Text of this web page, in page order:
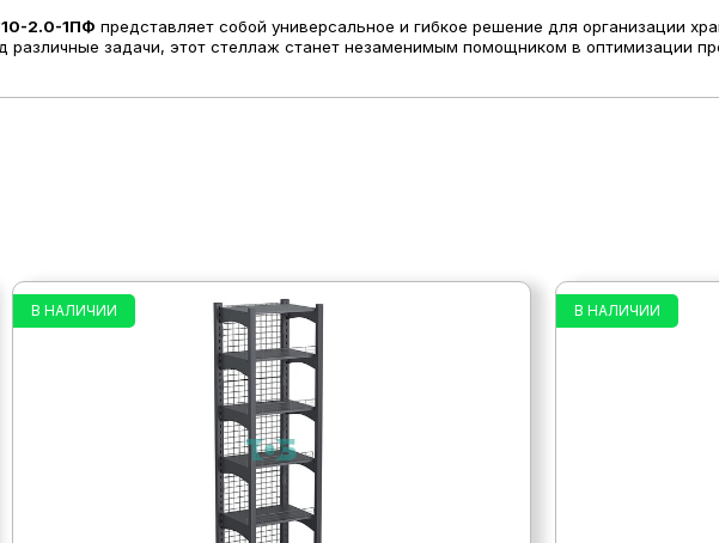
2.0-1ПФ представляет собой универсальное и гибкое решение для организации
различные задачи, этот стеллаж станет незаменимым помощником в оптимизации
В НАЛИЧИИ В НАЛИЧИИ